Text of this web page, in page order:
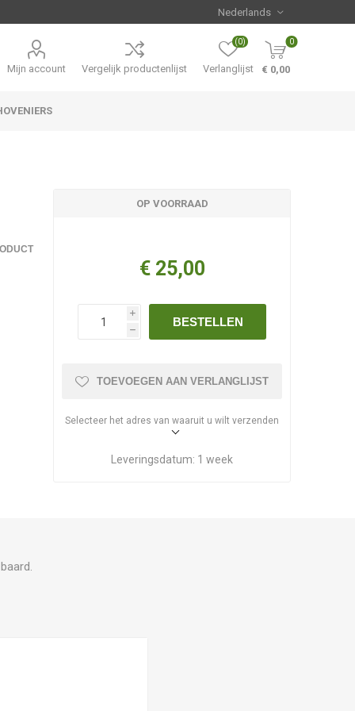
Mijn account Vergelijk productenlijst Verlanglijst
(0) 0
€ 0,00
OP VOORRAAD
€ 25,00
i
h
BESTELLEN
TOEVOEGEN AAN VERLANGLIJST
Selecteer het adres van waaruit u wilt verzenden
Leveringsdatum: 1 week